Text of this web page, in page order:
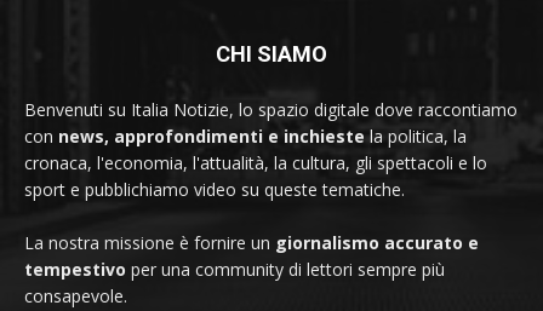
CHI SIAMO
Benvenuti su Italia Notizie, lo spazio digitale dove raccontiamo
con news, approfondimenti e inchieste la politica, la
cronaca, l'economia, l'attualità, la cultura, gli spettacoli e lo
sport e pubblichiamo video su queste tematiche.
La nostra missione è fornire un giornalismo accurato e
tempestivo per una community di lettori sempre più
consapevole.